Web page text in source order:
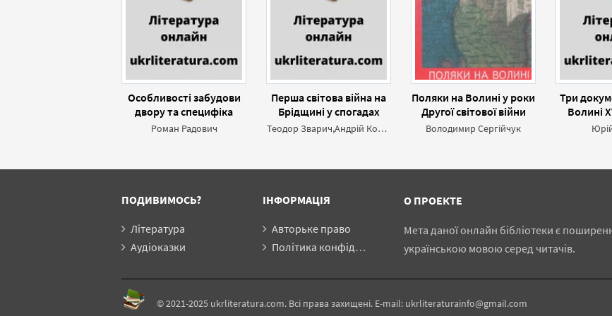
Особливості забудови
двору та специфіка
господарських будівель
початок XX ст.)
Роман Радович
Перша світова війна на
Брідщині у спогадах
очевидця МихайлаТеодор Зварич,Андрій Корчак
Поляки на Волині у роки
Другої світової війни
Володимир Сергійчук
Три
Волині
ПОДИВИМОСЬ?
Література
Аудіоказки
ІНФОРМАЦІЯ
Авторьке право
Політика конфіденційності
О ПРОЕКТЕ
Мета даної онлайн бібліотеки є
українською мовою серед читачів.
© 2021-2025 ukrliteratura.com. Всі права захищені. E-mail: ukrliteraturainfo@gmail.com